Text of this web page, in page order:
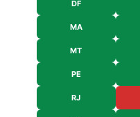
DF
MA
MT
PE
RJ